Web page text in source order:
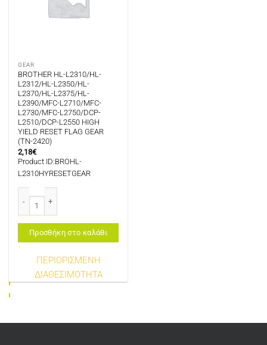
GEAR
BROTHER HL-L2310/HL-
L2312/HL-L2350/HL-
L2370/HL-L2375/HL-
L2390/MFC-L2710/MFC-
L2730/MFC-L2750/DCP-
L2510/DCP-L2550 HIGH
YIELD RESET FLAG GEAR
(TN-2420)
2,18€
Product ID:BROHL-
L2310HYRESETGEAR
Προσθήκη στο καλάθι
ΠΕΡΙΟΡΙΣΜΕΝΗ
ΔΙΑΘΕΣΙΜΟΤΗΤΑ